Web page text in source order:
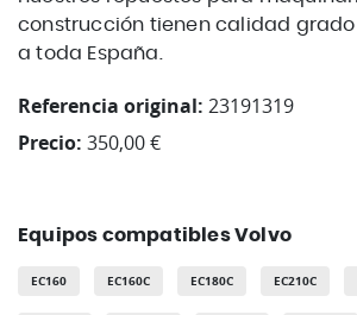
construcción tienen calidad grado
a toda España.
Referencia original: 23191319
Precio: 350,00 €
Equipos compatibles Volvo
EC160 EC160C EC180C EC210C